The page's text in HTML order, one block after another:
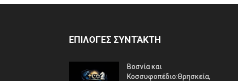
ΕΠΙΛΟΓΈΣ ΣΥΝΤΆΚΤΗ
Βοσνία και
Κοσσυφοπέδιο:Θρησκεία,